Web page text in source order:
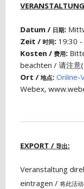
Datum / 日期:
Zeit /时间: 19:30
Kosten /费用:
beachten / 请注意
Ort /地点: Online-
Webex,
EXPORT /导出:
Veranstaltung
eintragen /将此活